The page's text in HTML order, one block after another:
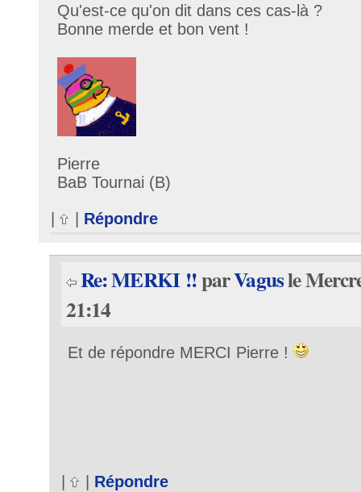
Qu'est-ce qu'on dit dans ces cas-là ?
Bonne merde et bon vent !
Pierre
BaB Tournai (B)
| | Répondre
Re: MERKI !!parVagusle
21:14
Et de répondre MERCI Pierre !
Répondre